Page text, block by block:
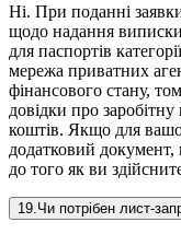
Ні. При поданні
щодо надання виписки
для паспортів
мережа приватних
фінансового стану,
довідки про
коштів. Якщо для
додатковий документ,
до того як ви
19 Чи потрібен лист-